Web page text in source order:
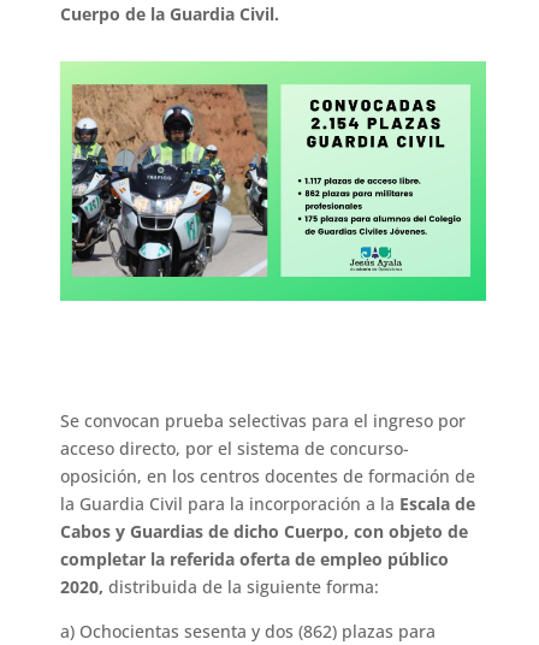
Cuerpo de la Guardia Civil.
Se convocan prueba selectivas para el ingreso por
acceso directo, por el sistema de concurso-
oposición, en los centros docentes de formación de
la Guardia Civil para la incorporación a la Escala de
Cabos y Guardias de dicho Cuerpo, con objeto de
completar la referida oferta de empleo público
2020, distribuida de la siguiente forma:
a) Ochocientas sesenta y dos (862) plazas para